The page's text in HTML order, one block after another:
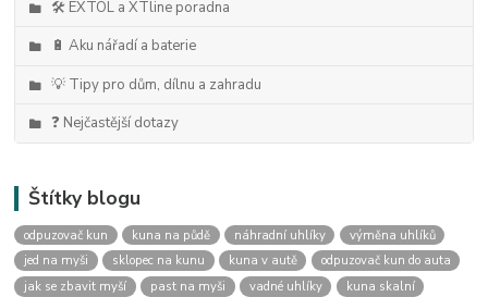
🛠️ EXTOL a XTline poradna
🔋 Aku nářadí a baterie
💡 Tipy pro dům, dílnu a zahradu
❓ Nejčastější dotazy
Štítky blogu
odpuzovač kun kuna na půdě náhradní uhlíky
výměna uhlíků
jed na myši
sklopec na kunu kuna v autě
odpuzovač kun do auta
jak se zbavit myší
past na myši vadné uhlíky
kuna skalní